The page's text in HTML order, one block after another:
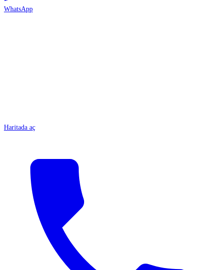
WhatsApp
Haritada aç